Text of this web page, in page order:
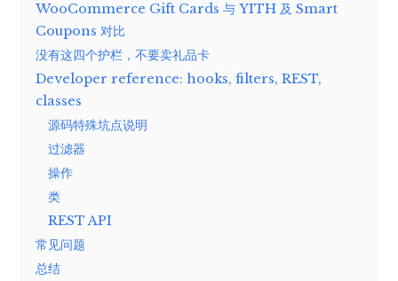
WooCommerce Gift Cards 与 YITH 及 Smart
Coupons 对比
没有这四个护栏，不要卖礼品卡
Developer reference: hooks, filters, REST,
classes
源码特殊坑点说明
过滤器
操作
类
REST API
常见问题
总结